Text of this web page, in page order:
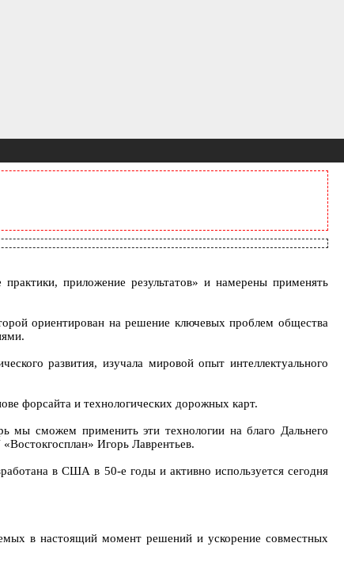
приложение результатов» и намерены применять
ориентирован на решение ключевых проблем общества
развития, изучала мировой опыт интеллектуального
форсайта и технологических дорожных карт.
мы сможем применить эти технологии на благо Дальнего
Игорь Лаврентьев.
в США в 50-е годы и активно используется сегодня
в настоящий момент решений и ускорение совместных